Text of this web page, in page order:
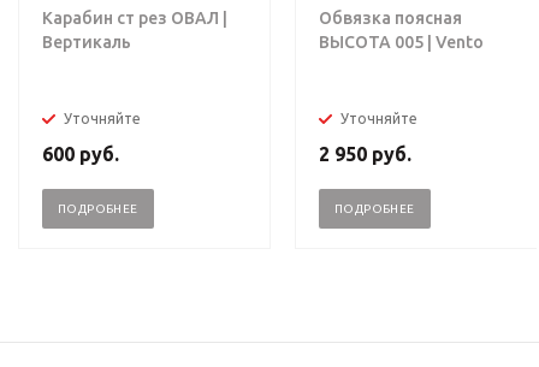
Карабин ст рез ОВАЛ |
Вертикаль
Уточняйте
600 руб.
ПОДРОБНЕЕ
Обвязка поясная
ВЫСОТА 005 | Vento
Уточняйте
2 950 руб.
ПОДРОБНЕЕ